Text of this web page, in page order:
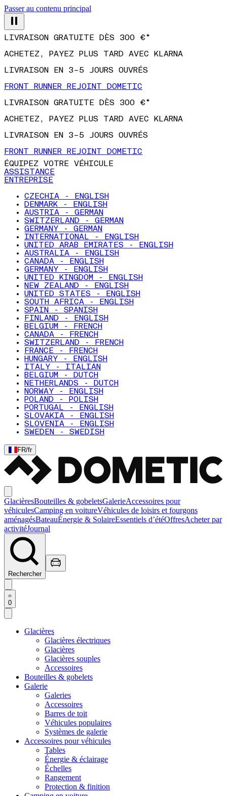
Passer au contenu principal
ACHETEZ, PAYEZ PLUS TARD AVEC KLARNA
LIVRAISON EN 3–5 JOURS OUVRÉS
FRONT RUNNER REJOINT DOMETIC
LIVRAISON GRATUITE DÈS 300 €*
ACHETEZ, PAYEZ PLUS TARD AVEC KLARNA
LIVRAISON EN 3–5 JOURS OUVRÉS
FRONT RUNNER REJOINT DOMETIC
ÉQUIPEZ VOTRE VÉHICULE
ASSISTANCE
ENTREPRISE
CZECHIA - ENGLISH
DENMARK - ENGLISH
AUSTRIA - GERMAN
SWITZERLAND - GERMAN
GERMANY - GERMAN
INTERNATIONAL - ENGLISH
UNITED ARAB EMIRATES - ENGLISH
AUSTRALIA - ENGLISH
CANADA - ENGLISH
GERMANY - ENGLISH
UNITED KINGDOM - ENGLISH
NEW ZEALAND - ENGLISH
UNITED STATES - ENGLISH
SOUTH AFRICA - ENGLISH
SPAIN - SPANISH
FINLAND - ENGLISH
BELGIUM - FRENCH
CANADA - FRENCH
SWITZERLAND - FRENCH
FRANCE - FRENCH
HUNGARY - ENGLISH
ITALY - ITALIAN
BELGIUM - DUTCH
NETHERLANDS - DUTCH
NORWAY - ENGLISH
POLAND - POLISH
PORTUGAL - ENGLISH
SLOVAKIA - ENGLISH
SLOVENIA - ENGLISH
SWEDEN - SWEDISH
FR/fr
GlacièresBouteilles & gobeletsGalerieAccessoires pour
véhiculesCamping en voitureVéhicules de loisirs et fourgons
aménagésBateauÉnergie & SolaireEssentiels d’étéOffresAcheter par
activitéJournal
Rechercher
0
Glacières
Glacières électriques
Glacières
Glacières souples
Accessoires
Bouteilles & gobelets
Galerie
Galeries
Accessoires
Barres de toit
Véhicules populaires
Systèmes de galerie
Accessoires pour véhicules
Tables
Énergie & éclairage
Échelles
Rangement
Protection & finition